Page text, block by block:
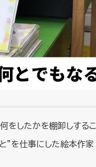
をしたかを棚卸しするこ
”を仕事にした絵本作家